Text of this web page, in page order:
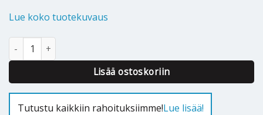
Lue koko tuotekuvaus
Ilmanpuhdistin Daikin MC55W määrä
Lisää ostoskoriin
Alternative:
Tutustu kaikkiin rahoituksiimme!Lue lisää!